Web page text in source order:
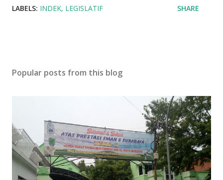
LABELS: INDEK LEGISLATIF SHARE
Popular posts from this blog